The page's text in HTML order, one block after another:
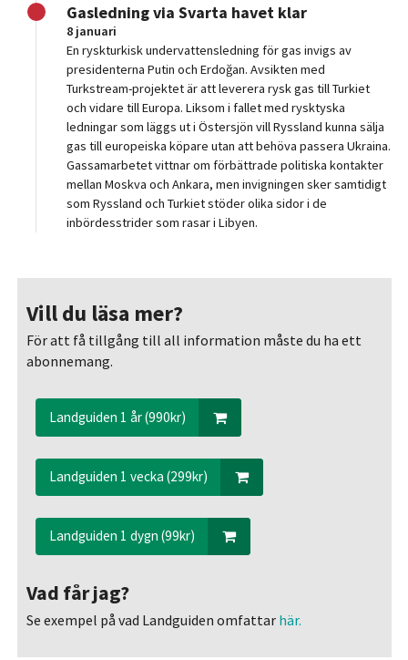
Gasledning via Svarta havet klar
8 januari
En ryskturkisk undervattensledning för gas invigs av
presidenterna Putin och Erdoğan. Avsikten med
Turkstream-projektet är att leverera rysk gas till Turkiet
och vidare till Europa. Liksom i fallet med rysktyska
ledningar som läggs ut i Östersjön vill Ryssland kunna sälja
gas till europeiska köpare utan att behöva passera Ukraina.
Gassamarbetet vittnar om förbättrade politiska kontakter
mellan Moskva och Ankara, men invigningen sker samtidigt
som Ryssland och Turkiet stöder olika sidor i de
inbördesstrider som rasar i Libyen.
Vill du läsa mer?
För att få tillgång till all information måste du ha ett
abonnemang.
Landguiden 1 år (990kr)
Landguiden 1 vecka (299kr)
Landguiden 1 dygn (99kr)
Vad får jag?
Se exempel på vad Landguiden omfattarhär.